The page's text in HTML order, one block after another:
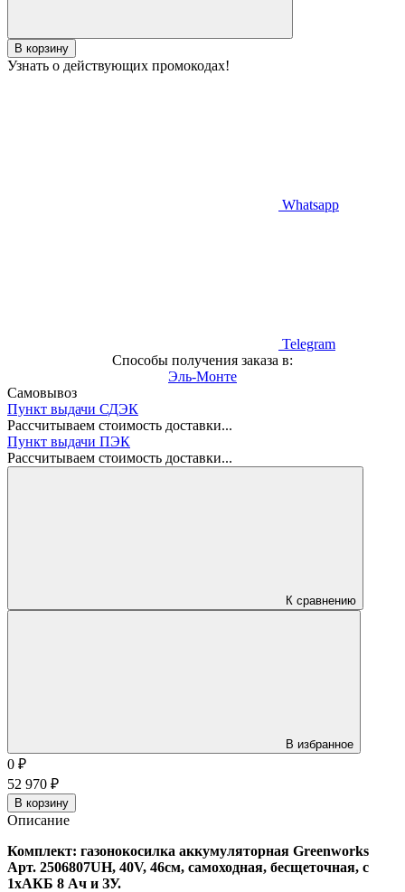
В корзину
Узнать о действующих промокодах!
Whatsapp
Telegram
Способы получения заказа в:
Эль-Монте
Самовывоз
Пункт выдачи СДЭК
Рассчитываем стоимость доставки...
Пункт выдачи ПЭК
Рассчитываем стоимость доставки...
К сравнению
В избранное
0 ₽
52 970 ₽
В корзину
Описание
Комплект: газонокосилка аккумуляторная Greenworks
Арт. 2506807UH, 40V, 46см, самоходная, бесщеточная, c
1хАКБ 8 Ач и ЗУ.